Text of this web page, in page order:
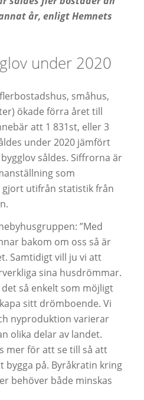
år, enligt Hemnets
under 2020
småhus,
ökade förra året till
att 1 831st, eller 3
under 2020 jämfört
såldes. Siffrorna är
som
utifrån statistik från
”Med
bakom om oss så är
Samtidigt vill ju vi att
sina husdrömmar.
så enkelt som möjligt
sitt drömboende. Vi
nyproduktion varierar
olika delar av landet.
mer för att se till så att
på. Byråkratin kring
behöver både minskas